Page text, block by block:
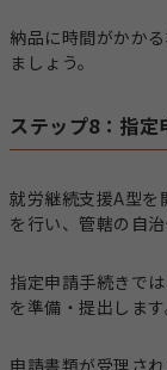
納品に時間がかか
ましょう。
ステップ8：指定
就労継続支援A型を
を行い、管轄の自
指定申請手続きで
を準備・提出します